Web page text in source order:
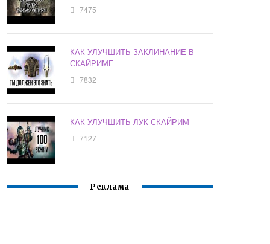
7475
КАК УЛУЧШИТЬ ЗАКЛИНАНИЕ В
СКАЙРИМЕ
7832
КАК УЛУЧШИТЬ ЛУК СКАЙРИМ
7127
Реклама